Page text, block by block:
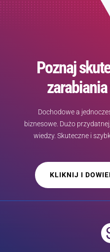
Poznaj
Dochodowe a
biznesowe. Dużo
wiedzy. Skuteczne i
KLIKNIJ I